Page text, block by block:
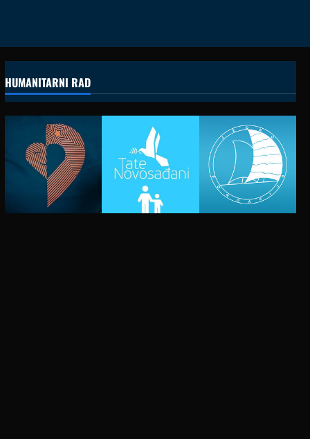
HUMANITARNI RAD